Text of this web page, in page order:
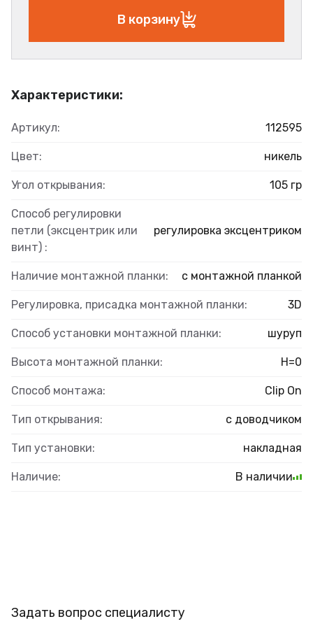
Характеристики:
Артикул: 112595
Цвет: никель
Угол открывания: 105 гр
Способ регулировки
петли (эксцентрик или
винт) :
регулировка эксцентриком
Наличие монтажной планки: с монтажной планкой
Регулировка, присадка монтажной планки: 3D
Способ установки монтажной планки: шуруп
Высота монтажной планки: H=0
Способ монтажа: Clip On
Тип открывания: с доводчиком
Тип установки: накладная
Наличие: В наличии
В корзину
Задать вопрос специалисту